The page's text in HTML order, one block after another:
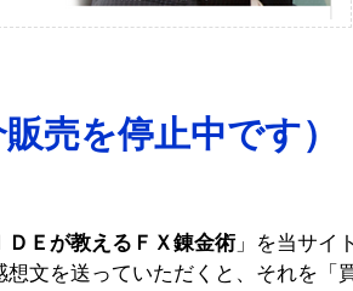
売を停止中です）
ＤＥが教えるＦＸ錬金術」を当サイト
文を送っていただくと、それを「